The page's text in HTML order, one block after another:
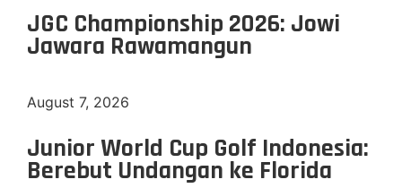
JGC Championship 2026: Jowi
Jawara Rawamangun
August 7, 2026
Junior World Cup Golf Indonesia:
Berebut Undangan ke Florida